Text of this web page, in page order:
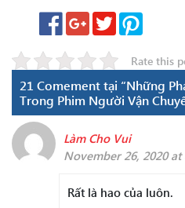
Rate this
21 Comement tại “Những
Trong Phim Người Vận
Làm Cho Vui
November 26, 2020 at
Rất là hao của luôn.